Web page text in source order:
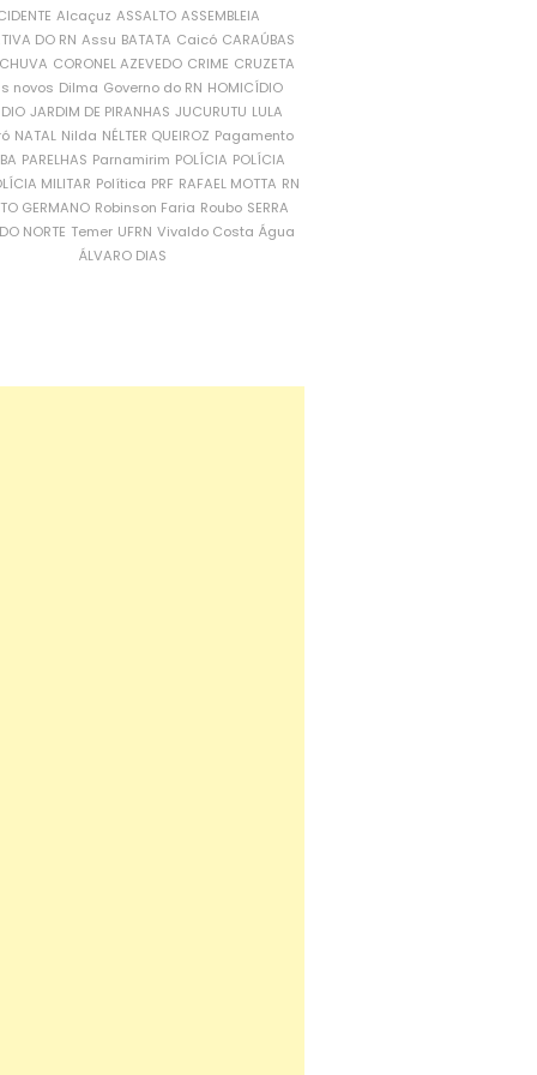
Alcaçuz ASSALTO ASSEMBLEIA
DO RN Assu BATATA Caicó CARAÚBAS
CORONEL AZEVEDO CRIME CRUZETA
novos Dilma Governo do RN HOMICÍDIO
JARDIM DE PIRANHAS JUCURUTU LULA
NATAL Nilda NÉLTER QUEIROZ Pagamento
PARELHAS Parnamirim POLÍCIA POLÍCIA
MILITAR Política PRF RAFAEL MOTTA RN
GERMANO Robinson Faria Roubo SERRA
NORTE Temer UFRN Vivaldo Costa Água
ÁLVARO DIAS